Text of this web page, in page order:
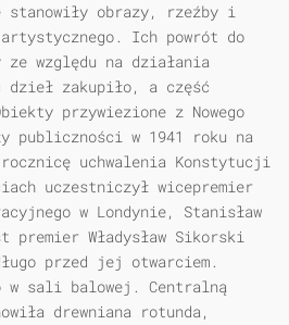
stanowiły obrazy, rzeźby i
Ich powrót do
względu na działania
dzieł zakupiło, a część
przywiezione z Nowego
publiczności w 1941 roku na
uchwalenia Konstytucji
uczestniczył wicepremier
w Londynie, Stanisław
premier Władysław Sikorski
przed jej otwarciem.
w sali balowej. Centralną
drewniana rotunda,